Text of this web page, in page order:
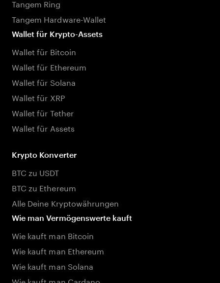
Tangem Ring
Tangem Hardware-Wallet
Wallet für Krypto-Assets
Wallet für Bitcoin
Wallet für Ethereum
Wallet für Solana
Wallet für XRP
Wallet für Tether
Wallet für Assets
Krypto Konverter
BTC zu USDT
BTC zu Ethereum
Alle Deine Kryptowährungen
Wie man Vermögenswerte kauft
Wie kauft man Bitcoin
Wie kauft man Ethereum
Wie kauft man Solana